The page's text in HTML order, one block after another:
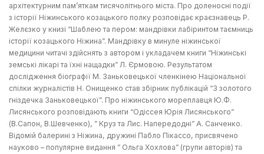
архітектурним пам’яткам тисячолітнього міста. Про доленосні події
з історії Ніжинського козацького полку розповідає краєзнавець Р.
Желєзко у книзі “Шаблею та пером: мандрівки лабіринтом таємниць
історії козацького Ніжина”. Мандрівку в минуле ніжинської
медицини читачі здійснять з автором і укладачем книги “Ніжинські
земські лікарі та їхні нащадки” Л. Єрмовою. Результатом
дослідження біографії М. Заньковецької членкінею Національної
спілки журналістів Н. Онищенко став збірник публікацій “З золотого
гніздечка Заньковецької”. Про ніжинського мореплавця Ю.Ф.
Лисянського розповідають книги “Одіссея Юрія Лисянського”
(В.Сапон, В.Шевченко), ” Круз та Лис. Напередодні” А. Санченко.
Відомій балерині з Ніжина, дружині Пабло Пікассо, присвячено
науково – популярне видання ” Ольга Хохлова” (групи авторів) та